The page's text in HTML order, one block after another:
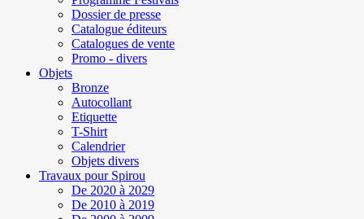
Dossier de presse
Catalogue éditeurs
Catalogues de vente
Promo - divers
Objets
Bronze
Autocollant
Etiquette
T-Shirt
Calendrier
Objets divers
Travaux pour Spirou
De 2020 à 2029
De 2010 à 2019